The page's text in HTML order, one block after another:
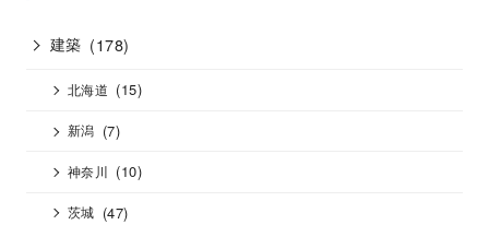
建築 (178)
北海道 (15)
新潟 (7)
神奈川 (10)
茨城 (47)